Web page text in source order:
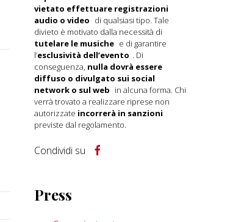
vietato effettuare registrazioni
audio o video di qualsiasi tipo. Tale
divieto è motivato dalla necessità di
tutelare le musiche e di garantire
l’esclusività dell’evento . Di
conseguenza, nulla dovrà essere
diffuso o divulgato sui social
network o sul web in alcuna forma. Chi
verrà trovato a realizzare riprese non
autorizzate incorrerà in sanzioni
previste dal regolamento.
Condividi su
Press